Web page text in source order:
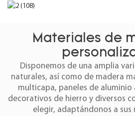
Materiales de
Disponemos de una amplia
naturales, así como de madera
multicapa, paneles de aluminio
decorativos de hierro y diversos
elegir, adaptándonos a sus